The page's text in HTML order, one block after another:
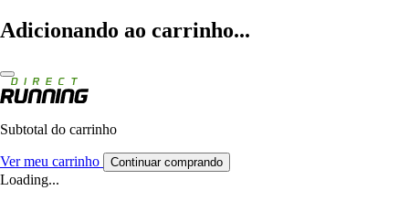
Adicionando ao carrinho...
Subtotal do carrinho
Ver meu carrinho Continuar comprando
Loading...